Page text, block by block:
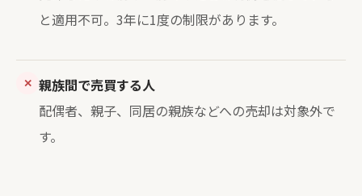
と適用不可。3年に1度の制限があります。
✕ 親族間で売買する人
配偶者、親子、同居の親族などへの売却は対象外で
す。